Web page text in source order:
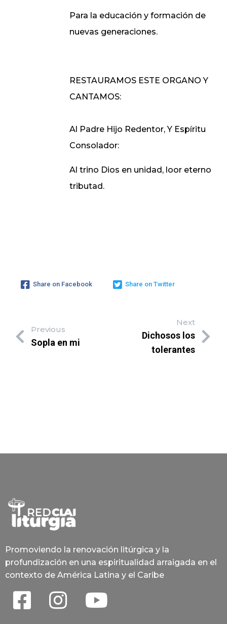
Para la educación y formación de
nuevas generaciones.
RESTAURAMOS ESTE ORGANO Y
CANTAMOS:
Al Padre Hijo Redentor, Y Espíritu
Consolador:
Al trino Dios en unidad, loor eterno
tributad.
Share on Facebook Share on Twitter
Previous
Sopla en mi
Next
Dichosos los
tolerantes
Promoviendo la renovación litúrgica y la
profundización en una espiritualidad arraigada en el
contexto de América Latina y el Caribe